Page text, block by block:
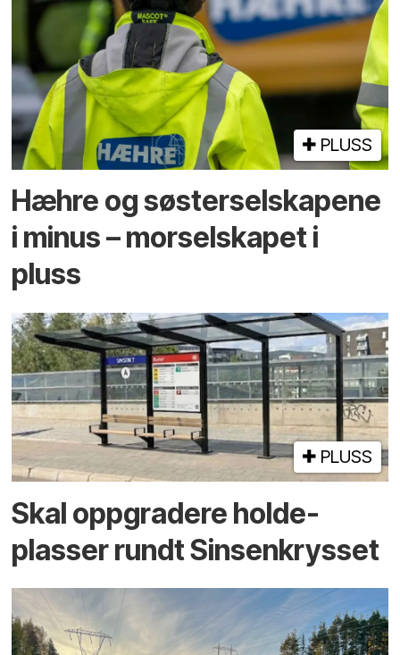
PLUSS
Hæhre og søster­selskapene
i minus – mor­selskapet i
pluss
PLUSS
Skal oppgradere holde­
plasser rundt Sinsenkrysset